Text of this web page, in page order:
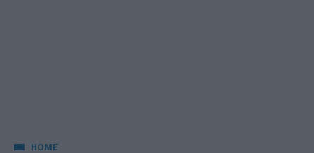
HOME